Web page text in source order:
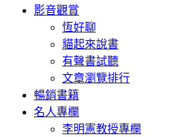
影音觀賞
恆好聊
貓起來說書
有聲書試聽
文章瀏覽排行
暢銷書籍
名人專欄
李明憲教授專欄